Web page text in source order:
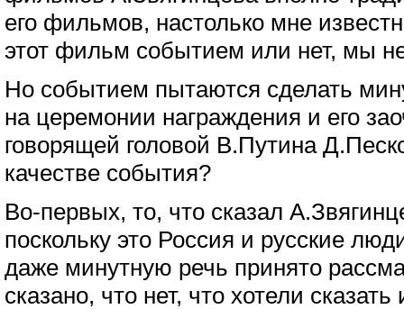
его фильмов, настолько мне
этот фильм событием или нет, мы
Но событием пытаются сделать
на церемонии награждения и его
говорящей головой В.Путина
качестве события?
Во-первых, то, что сказал
поскольку это Россия и русские
даже минутную речь принято
сказано, что нет, что хотели